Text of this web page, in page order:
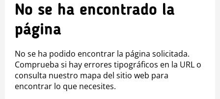
No se ha encontrado la
página
No se ha podido encontrar la página solicitada.
Comprueba si hay errores tipográficos en la URL o
consulta nuestro mapa del sitio web para
encontrar lo que necesites.